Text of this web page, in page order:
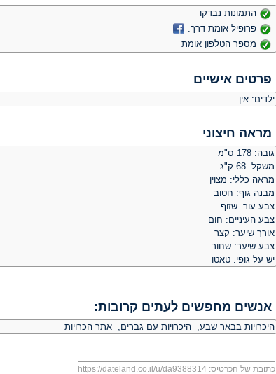
התמונות נבדקו
פרופיל אומת דרך:
מספר הטלפון אומת
פרטים אישיים
ילדים: אין
מראה חיצוני
גובה: 178 ס"מ
משקל: 68 ק"ג
מראה כללי: מצוין
מבנה גוף: חטוב
צבע עור: שזוף
צבע העיניים: חום
אורך שיער: קצר
צבע שיער: שחור
יש על גופי: טאטו
אנשים מחפשים לעתים קרובות:
היכרויות בבאר שבע, היכרויות עם גברים, אתר הכרויות
כתובת של הכרטיס: https://dateland.co.il/u/da9388314